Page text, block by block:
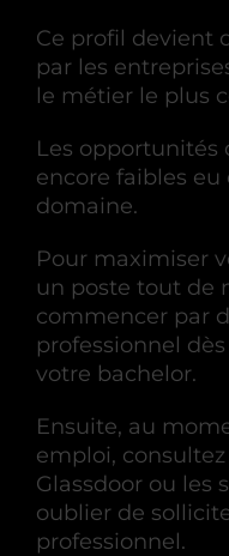
Ce profil devient
par les
le métier le plus
Les opportunités
encore faibles
domaine.
Pour maximiser
un poste tout de
commencer par
professionnel
votre bachelor.
Ensuite, au
emploi,
Glassdoor ou les
oublier de
professionnel.